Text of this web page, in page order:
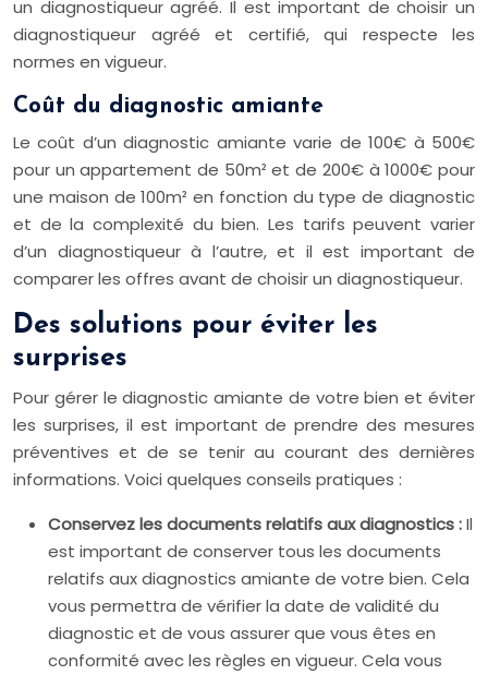
un diagnostiqueur agréé. Il est important de choisir un
diagnostiqueur agréé et certifié, qui respecte les
normes en vigueur.
Coût du diagnostic amiante
Le coût d’un diagnostic amiante varie de 100€ à 500€
pour un appartement de 50m² et de 200€ à 1000€ pour
une maison de 100m² en fonction du type de diagnostic
et de la complexité du bien. Les tarifs peuvent varier
d’un diagnostiqueur à l’autre, et il est important de
comparer les offres avant de choisir un diagnostiqueur.
Des solutions pour éviter les
surprises
Pour gérer le diagnostic amiante de votre bien et éviter
les surprises, il est important de prendre des mesures
préventives et de se tenir au courant des dernières
informations. Voici quelques conseils pratiques :
Conservez les documents relatifs aux diagnostics :Il
est important de conserver tous les documents
relatifs aux diagnostics amiante de votre bien. Cela
vous permettra de vérifier la date de validité du
diagnostic et de vous assurer que vous êtes en
conformité avec les règles en vigueur. Cela vous